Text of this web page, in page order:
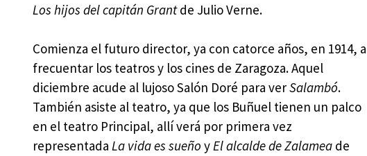
Los hijos del capitán Grantde Julio Verne.
Comienza el futuro director, ya con catorce años, en 1914, a
frecuentar los teatros y los cines de Zaragoza. Aquel
diciembre acude al lujoso Salón Doré para verSalambó.
También asiste al teatro, ya que los Buñuel tienen un palco
en el teatro Principal, allí verá por primera vez
representada La vida es sueño yEl alcalde de Zalameade